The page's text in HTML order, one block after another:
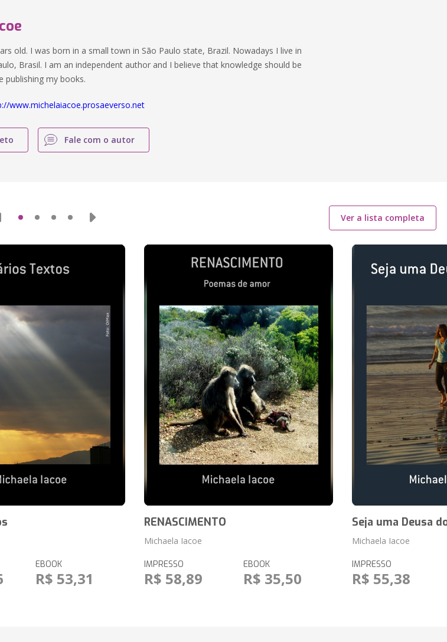
old. I was born in a small town in São Paulo state, Brazil. Nowadays I live in
Brasil. I am an independent author and I believe that knowledge should be
publishing my books.
www.michelaiacoe.prosaeverso.net
Fale com o autor
Ver a lista completa
EBOOK
R$ 53,31
RENASCIMENTO
Michaela Iacoe
IMPRESSO
R$ 58,89
EBOOK
R$ 35,50
Seja uma Deusa
Michaela Iacoe
IMPRESSO
R$ 55,38